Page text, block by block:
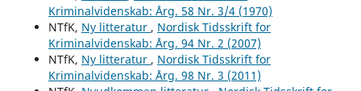
Kriminalvidenskab: Årg. 58 Nr. 3/4 (1970)
NTfK, Ny litteratur , Nordisk Tidsskrift for
Kriminalvidenskab: Årg. 94 Nr. 2 (2007)
NTfK, Ny litteratur , Nordisk Tidsskrift for
Kriminalvidenskab: Årg. 98 Nr. 3 (2011)